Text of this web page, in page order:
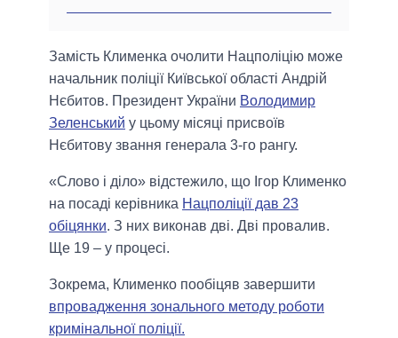
Замість Клименка очолити Нацполіцію може
начальник поліції Київської області Андрій
Нєбитов. Президент України Володимир
Зеленський у цьому місяці присвоїв
Нєбитову звання генерала 3-го рангу.
«Слово і діло» відстежило, що Ігор Клименко
на посаді керівника Нацполіції дав 23
обіцянки. З них виконав дві. Дві провалив.
Ще 19 – у процесі.
Зокрема, Клименко пообіцяв завершити
впровадження зонального методу роботи
кримінальної поліції.